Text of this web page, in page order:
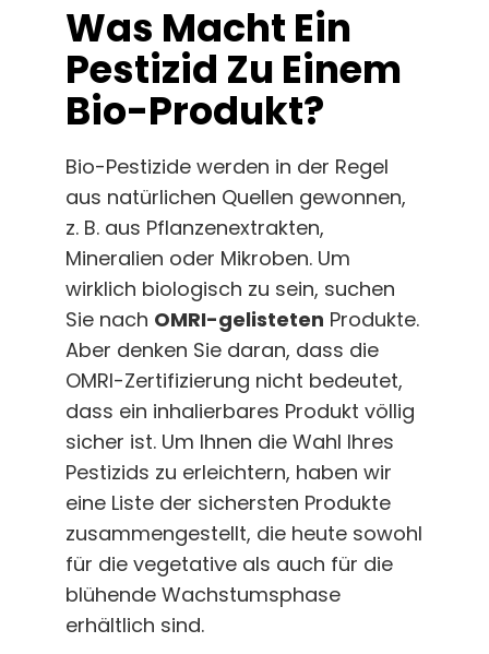
Was Macht Ein
Pestizid Zu Einem
Bio-Produkt?
Bio-Pestizide werden in der Regel
aus natürlichen Quellen gewonnen,
z. B. aus Pflanzenextrakten,
Mineralien oder Mikroben. Um
wirklich biologisch zu sein, suchen
Sie nach OMRI-gelisteten Produkte.
Aber denken Sie daran, dass die
OMRI-Zertifizierung nicht bedeutet,
dass ein inhalierbares Produkt völlig
sicher ist. Um Ihnen die Wahl Ihres
Pestizids zu erleichtern, haben wir
eine Liste der sichersten Produkte
zusammengestellt, die heute sowohl
für die vegetative als auch für die
blühende Wachstumsphase
erhältlich sind.